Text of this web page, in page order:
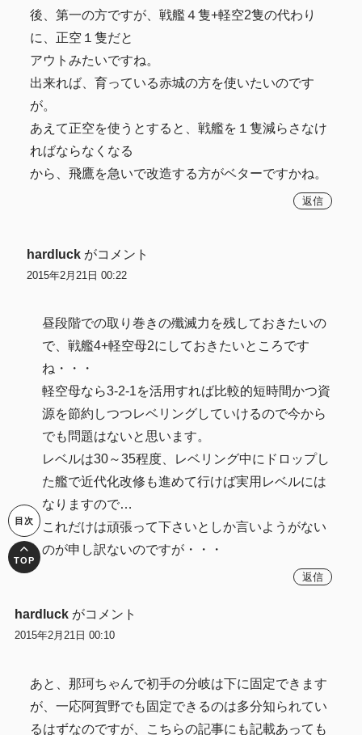
後、第一の方ですが、戦艦４隻+軽空2隻の代わり
に、正空１隻だと
アウトみたいですね。
出来れば、育っている赤城の方を使いたいのです
が。
あえて正空を使うとすると、戦艦を１隻減らさなけ
ればならなくなる
から、飛鷹を急いで改造する方がベターですかね。
返信
hardluck がコメント
2015年2月21日 00:22
昼段階での取り巻きの殲滅力を残しておきたいの
で、戦艦4+軽空母2にしておきたいところです
ね・・・
軽空母なら3-2-1を活用すれば比較的短時間かつ資
源を節約しつつレベリングしていけるので今から
でも問題はないと思います。
レベルは30～35程度、レベリング中にドロップし
た艦で近代化改修も進めて行けば実用レベルには
なりますので…
これだけは頑張って下さいとしか言いようがない
のが申し訳ないのですが・・・
返信
hardluck がコメント
2015年2月21日 00:10
あと、那珂ちゃんで初手の分岐は下に固定できます
が、一応阿賀野でも固定できるのは多分知られてい
るはずなのですが、こちらの記事にも記載あっても